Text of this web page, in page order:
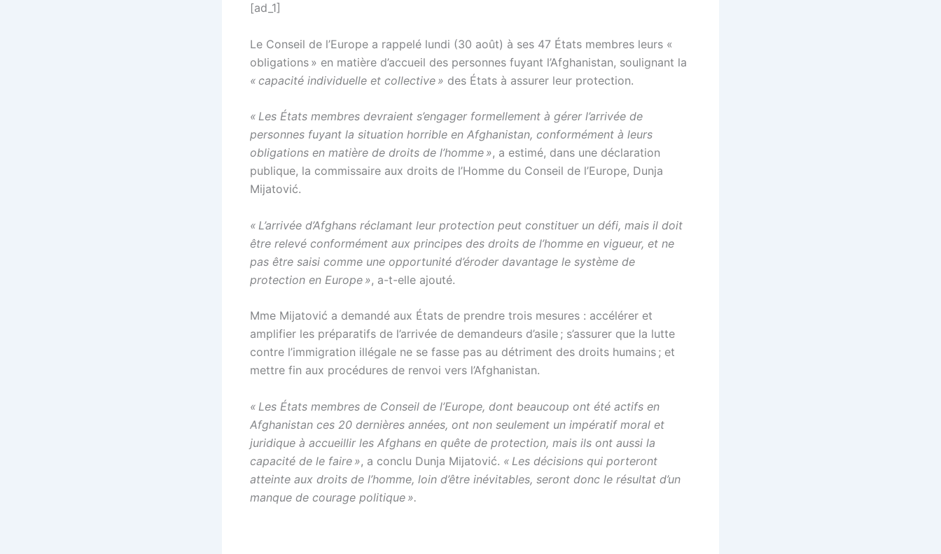
[ad_1]
Le Conseil de l’Europe a rappelé lundi (30 août) à ses 47 États membres leurs «
obligations » en matière d’accueil des personnes fuyant l’Afghanistan, soulignant la
« capacité individuelle et collective » des États à assurer leur protection.
« Les États membres devraient s’engager formellement à gérer l’arrivée de
personnes fuyant la situation horrible en Afghanistan, conformément à leurs
obligations en matière de droits de l’homme », a estimé, dans une déclaration
publique, la commissaire aux droits de l’Homme du Conseil de l’Europe, Dunja
Mijatović.
« L’arrivée d’Afghans réclamant leur protection peut constituer un défi, mais il doit
être relevé conformément aux principes des droits de l’homme en vigueur, et ne
pas être saisi comme une opportunité d’éroder davantage le système de
protection en Europe », a-t-elle ajouté.
Mme Mijatović a demandé aux États de prendre trois mesures : accélérer et
amplifier les préparatifs de l’arrivée de demandeurs d’asile ; s’assurer que la lutte
contre l’immigration illégale ne se fasse pas au détriment des droits humains ; et
mettre fin aux procédures de renvoi vers l’Afghanistan.
« Les États membres de Conseil de l’Europe, dont beaucoup ont été actifs en
Afghanistan ces 20 dernières années, ont non seulement un impératif moral et
juridique à accueillir les Afghans en quête de protection, mais ils ont aussi la
capacité de le faire », a conclu Dunja Mijatović. « Les décisions qui porteront
atteinte aux droits de l’homme, loin d’être inévitables, seront donc le résultat d’un
manque de courage politique ».